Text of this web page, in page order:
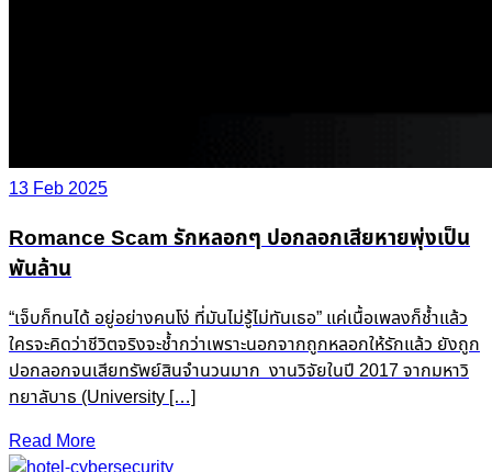
13 Feb 2025
Romance Scam รักหลอกๆ ปอกลอกเสียหายพุ่งเป็น
พันล้าน
“เจ็บก็ทนได้ อยู่อย่างคนโง่ ที่มันไม่รู้ไม่ทันเธอ” แค่เนื้อเพลงก็ช้ำแล้ว
ใครจะคิดว่าชีวิตจริงจะช้ำกว่าเพราะนอกจากถูกหลอกให้รักแล้ว ยังถูก
ปอกลอกจนเสียทรัพย์สินจำนวนมาก งานวิจัยในปี 2017 จากมหาวิ
ทยาลับาธ (University […]
Read More